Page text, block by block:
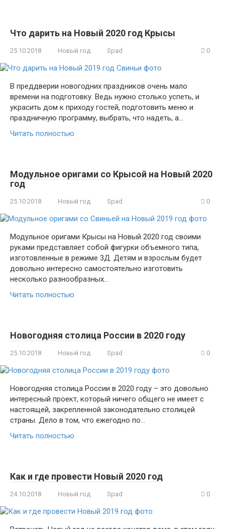
Что дарить на Новый 2020 год Крысы
25.10.2018 Новый год Spad 0
В преддверии новогодних праздников очень мало
времени на подготовку. Ведь нужно столько успеть, и
украсить дом к приходу гостей, подготовить меню и
праздничную программу, выбрать, что надеть, а…
Читать полностью
Модульное оригами со Крысой на Новый 2020
год
25.10.2018 Новый год Spad 0
Модульное оригами Крысы на Новый 2020 год своими
руками представляет собой фигурки объемного типа,
изготовленные в режиме 3Д. Детям и взрослым будет
довольно интересно самостоятельно изготовить
несколько разнообразных…
Читать полностью
Новогодняя столица России в 2020 году
25.10.2018 Новый год Spad 0
Новогодняя столица России в 2020 году – это довольно
интересный проект, который ничего общего не имеет с
настоящей, закрепленной законодательно столицей
страны. Дело в том, что ежегодно по…
Читать полностью
Как и где провести Новый 2020 год
24.10.2018 Новый год Spad 0